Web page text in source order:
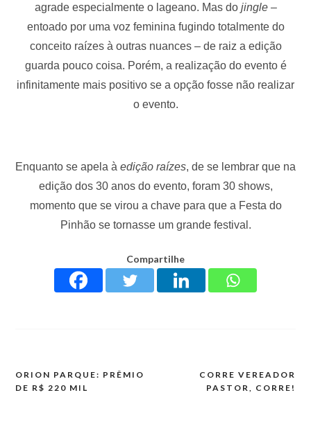
agrade especialmente o lageano. Mas dojingle–
entoado por uma voz feminina fugindo totalmente do
conceito raízes à outras nuances – de raiz a edição
guarda pouco coisa. Porém, a realização do evento é
infinitamente mais positivo se a opção fosse não realizar
o evento.
Enquanto se apela à edição raízes, de se lembrar que na
edição dos 30 anos do evento, foram 30 shows,
momento que se virou a chave para que a Festa do
Pinhão se tornasse um grande festival.
Compartilhe
ORION PARQUE: PRÊMIO
DE R$ 220 MIL
CORRE VEREADOR
PASTOR, CORRE!